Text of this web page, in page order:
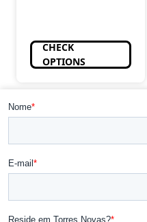
CHECK
OPTIONS